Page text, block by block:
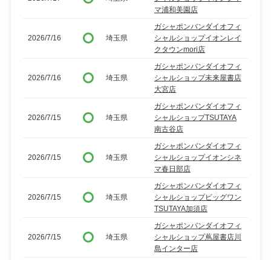
マ浦和美園店
2026/7/16 埼玉県
ガシャポンバンダイオフィ
シャルショップイオンレイ
クタウンmori店
2026/7/16 埼玉県
ガシャポンバンダイオフィ
シャルショップ未来屋書店
大宮店
2026/7/15 埼玉県
ガシャポンバンダイオフィ
シャルショップTSUTAYA
南古谷店
2026/7/15 埼玉県
ガシャポンバンダイオフィ
シャルショップイオンシネ
マ春日部店
2026/7/15 埼玉県
ガシャポンバンダイオフィ
シャルショップビッグワン
TSUTAYA加須店
2026/7/15 埼玉県
ガシャポンバンダイオフィ
シャルショップ蔦屋書店川
島インター店